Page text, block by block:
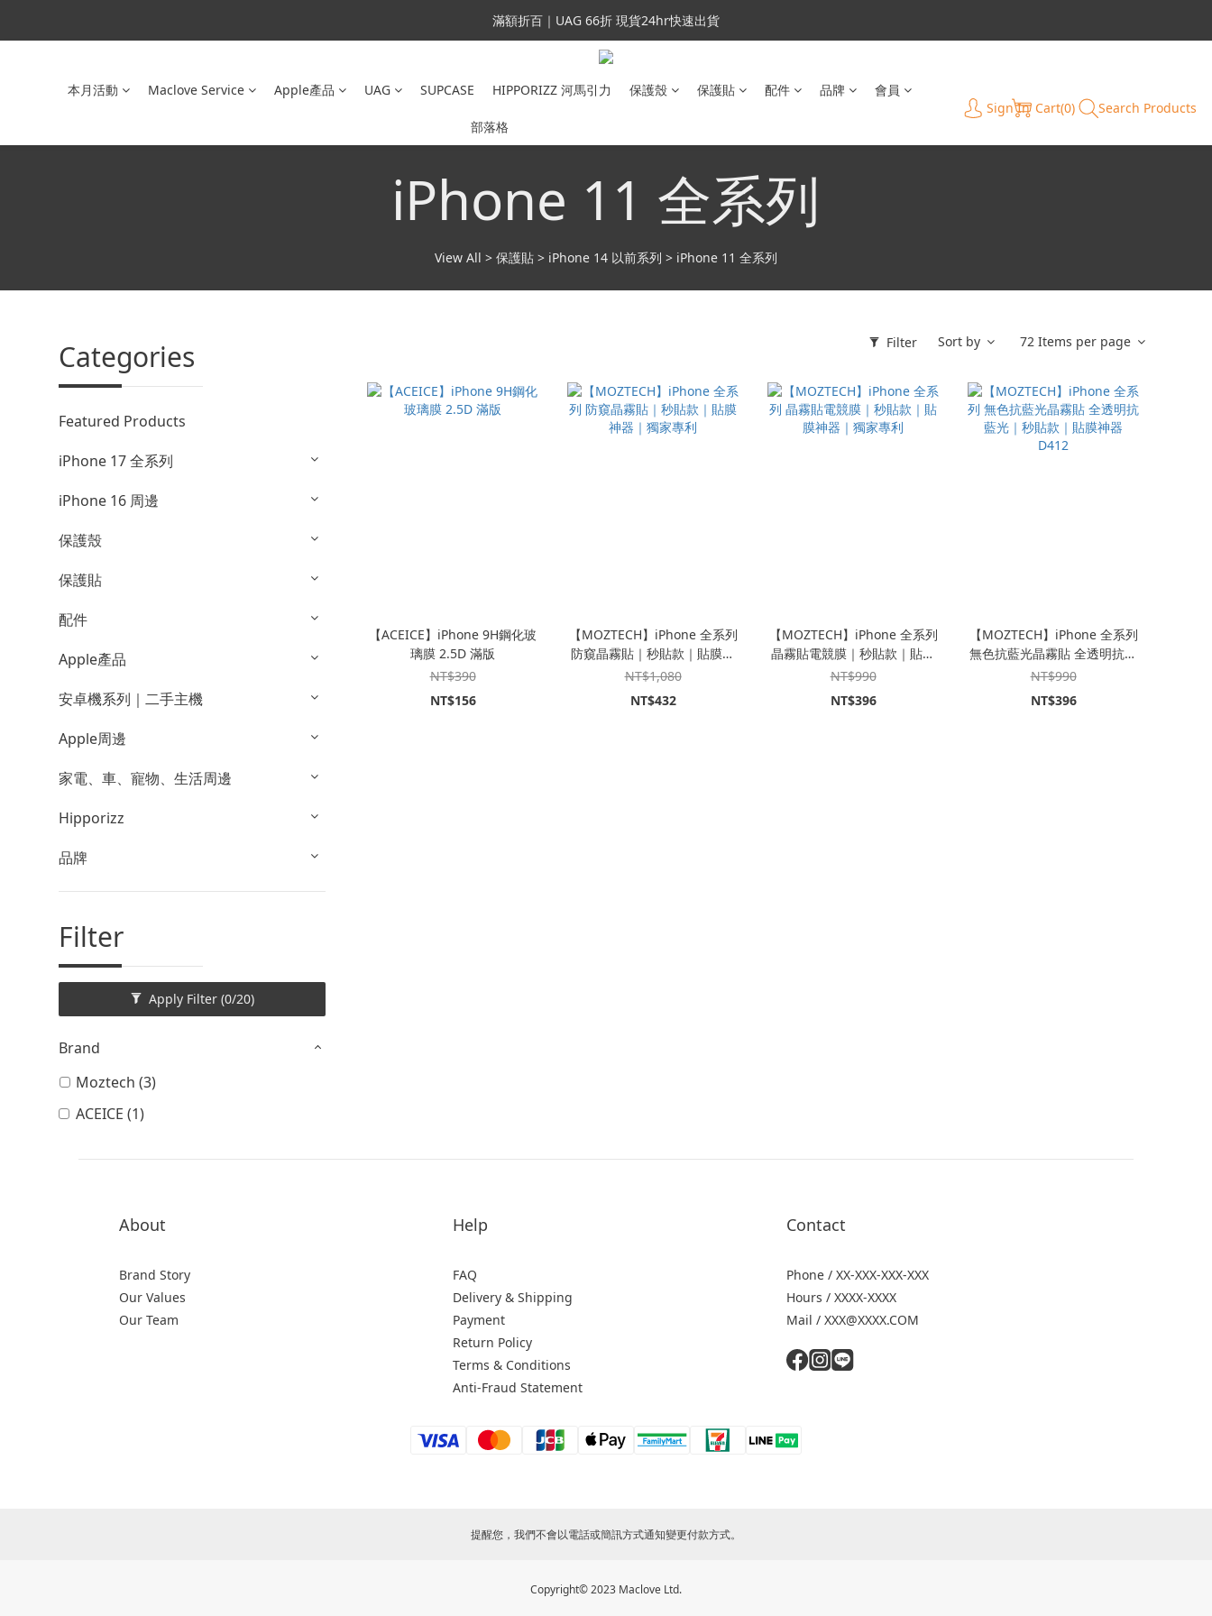
會員699免運｜父親節禮手機殼5折、行動電源66折
滿額折百｜UAG 66折 現貨24hr快速出貨
滿額折百｜SUPCASE iPhone 三星手機殼5折
會員699免運｜父親節禮手機殼5折、行動電源66折
本月活動 Maclove Service Apple產品 UAG SUPCASE HIPPORIZZ 河馬引力 保護殼 保護貼 配件 品牌 會員
部落格
Sign In Cart(0) Search Products
iPhone 11 全系列
View All > 保護貼> iPhone 14 以前系列 > iPhone 11 全系列
Categories
Featured Products
iPhone 17 全系列
iPhone 16 周邊
保護殼
保護貼
配件
Apple產品
安卓機系列｜二手主機
Apple周邊
家電、車、寵物、生活周邊
Hipporizz
品牌
Filter
Apply Filter (0/20)
Brand
Moztech (3)
ACEICE (1)
Filter Sort by 72 Items per page
【ACEICE】iPhone 9H鋼化玻
璃膜 2.5D 滿版
NT$390
NT$156
【MOZTECH】iPhone 全系列
防窺晶霧貼｜秒貼款｜貼膜神
器｜獨家專利
NT$1,080
NT$432
【MOZTECH】iPhone 全系列
晶霧貼電競膜｜秒貼款｜貼膜
神器｜獨家專利
NT$990
NT$396
【MOZTECH】iPhone 全系列
無色抗藍光晶霧貼 全透明抗藍
光｜秒貼款｜貼膜神器 D412
NT$990
NT$396
About
Brand Story
Our Values
Our Team
Help
FAQ
Delivery & Shipping
Payment
Return Policy
Terms & Conditions
Anti-Fraud Statement
Contact
Phone / XX-XXX-XXX-XXX
Hours / XXXX-XXXX
Mail / XXX@XXXX.COM
提醒您，我們不會以電話或簡訊方式通知變更付款方式。
Copyright© 2023 Maclove Ltd.